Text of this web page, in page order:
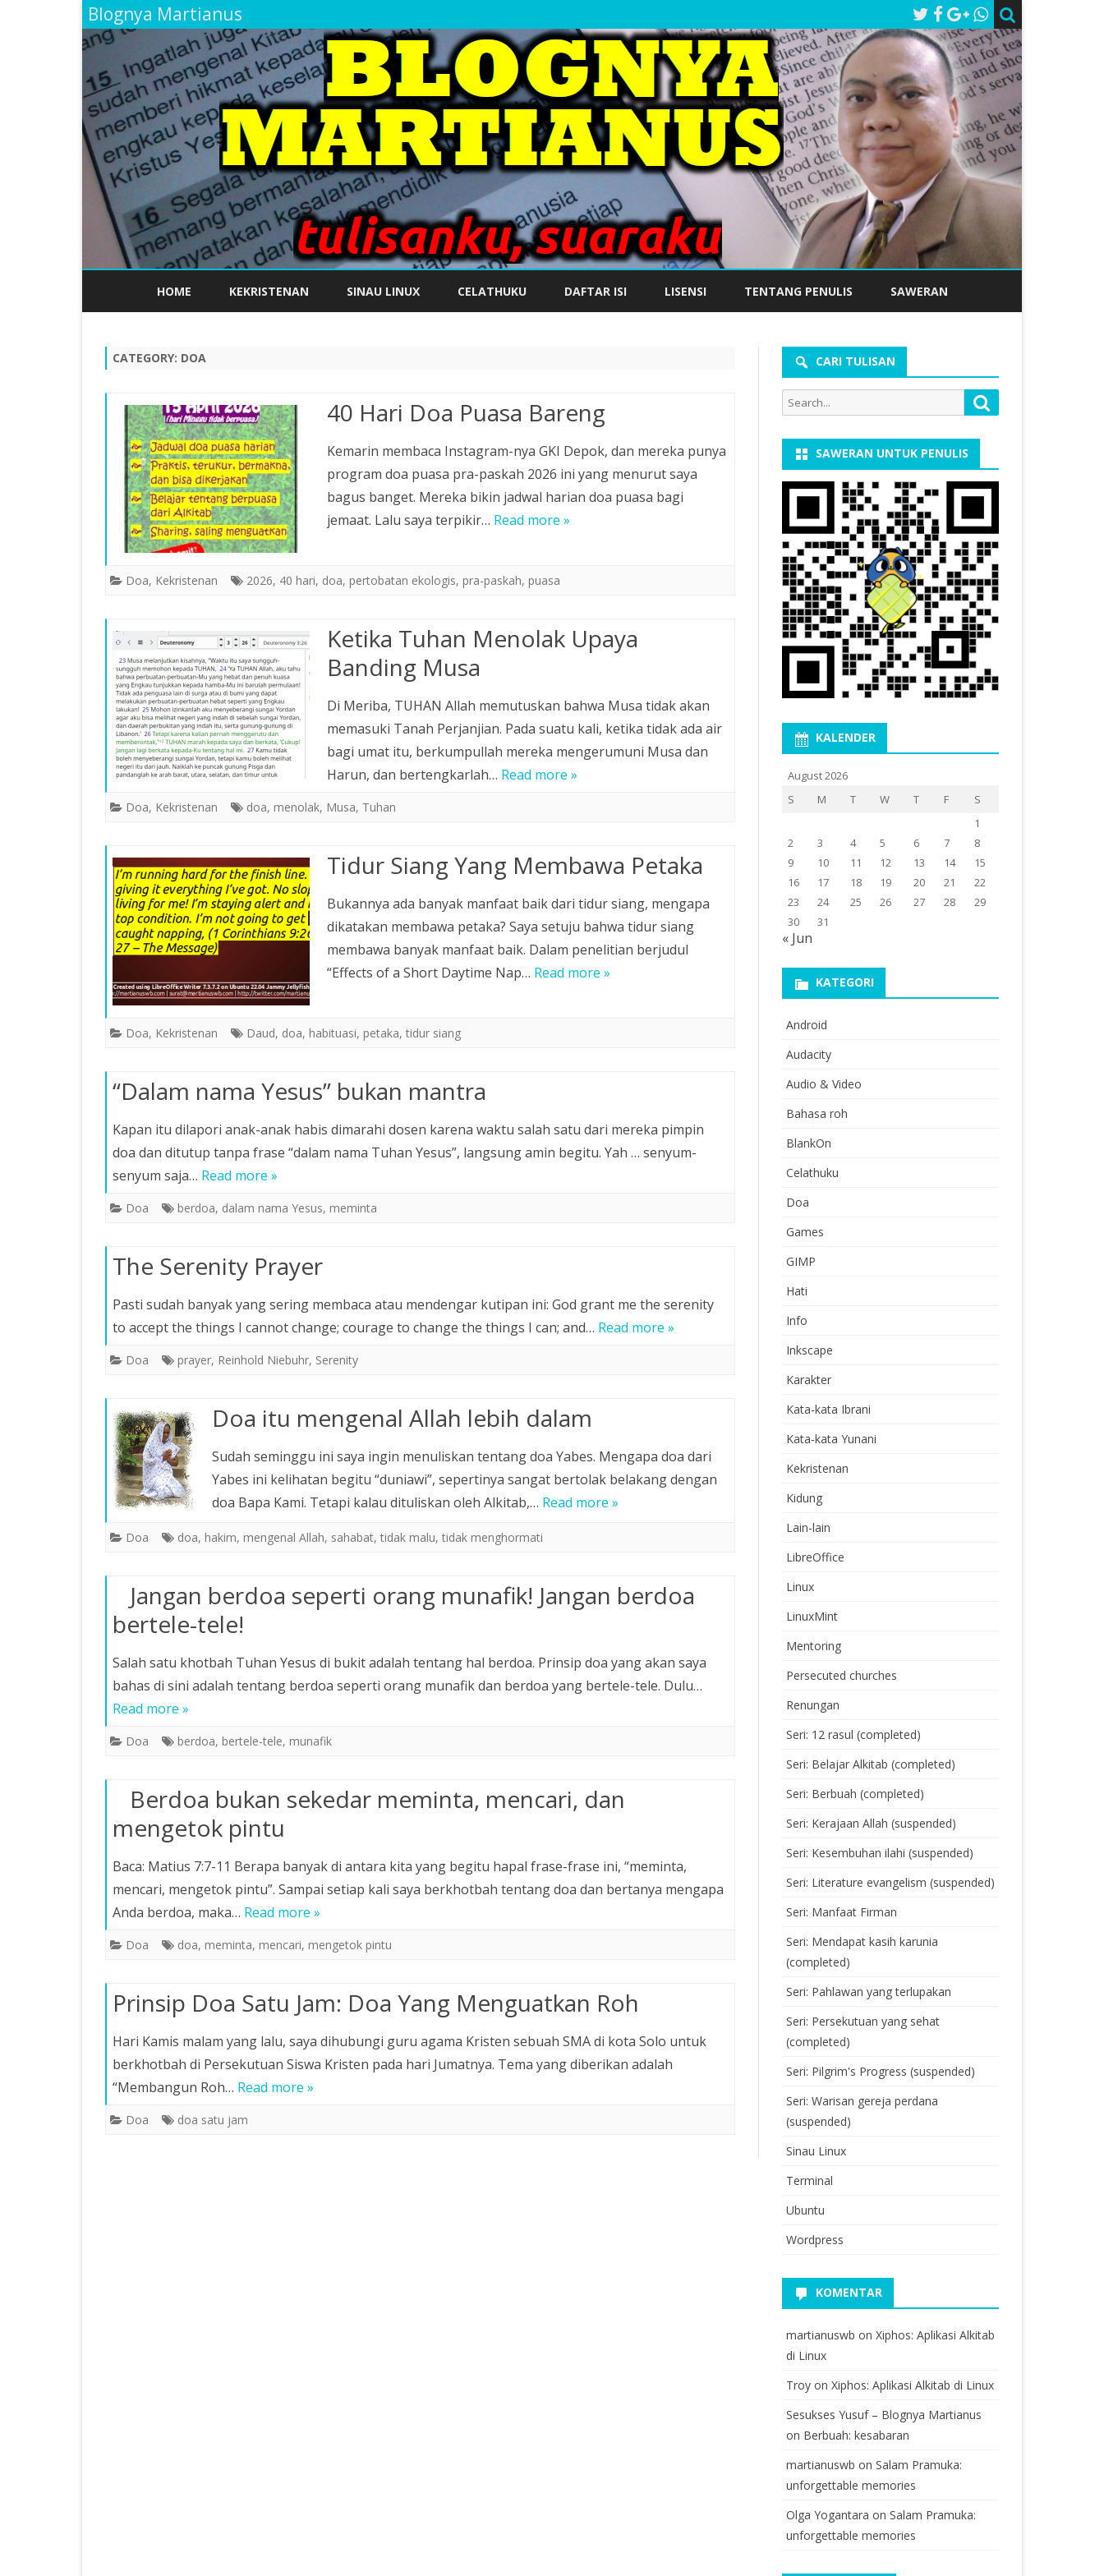
Blognya Martianus
HOME KEKRISTENAN SINAU LINUX CELATHUKU DAFTAR ISI LISENSI TENTANG PENULIS SAWERAN
CATEGORY: DOA
40 Hari Doa Puasa Bareng
Kemarin membaca Instagram-nya GKI Depok, dan mereka punya
program doa puasa pra-paskah 2026 ini yang menurut saya
bagus banget. Mereka bikin jadwal harian doa puasa bagi
jemaat. Lalu saya terpikir… Read more »
Doa, Kekristenan 2026, 40 hari, doa, pertobatan ekologis, pra-paskah, puasa
Ketika Tuhan Menolak Upaya
Banding Musa
Di Meriba, TUHAN Allah memutuskan bahwa Musa tidak akan
memasuki Tanah Perjanjian. Pada suatu kali, ketika tidak ada air
bagi umat itu, berkumpullah mereka mengerumuni Musa dan
Harun, dan bertengkarlah… Read more »
Doa, Kekristenan doa, menolak, Musa, Tuhan
Tidur Siang Yang Membawa Petaka
Bukannya ada banyak manfaat baik dari tidur siang, mengapa
dikatakan membawa petaka? Saya setuju bahwa tidur siang
membawa banyak manfaat baik. Dalam penelitian berjudul
“Effects of a Short Daytime Nap… Read more »
Doa, Kekristenan Daud, doa, habituasi, petaka, tidur siang
“Dalam nama Yesus” bukan mantra
Kapan itu dilapori anak-anak habis dimarahi dosen karena waktu salah satu dari mereka pimpin
doa dan ditutup tanpa frase “dalam nama Tuhan Yesus”, langsung amin begitu. Yah … senyum-
senyum saja… Read more »
Doa berdoa, dalam nama Yesus, meminta
The Serenity Prayer
Pasti sudah banyak yang sering membaca atau mendengar kutipan ini: God grant me the serenity
to accept the things I cannot change; courage to change the things I can; and… Read more »
Doa prayer, Reinhold Niebuhr, Serenity
Doa itu mengenal Allah lebih dalam
Sudah seminggu ini saya ingin menuliskan tentang doa Yabes. Mengapa doa dari
Yabes ini kelihatan begitu “duniawi”, sepertinya sangat bertolak belakang dengan
doa Bapa Kami. Tetapi kalau dituliskan oleh Alkitab,… Read more »
Doa doa, hakim, mengenal Allah, sahabat, tidak malu, tidak menghormati
Jangan berdoa seperti orang munafik! Jangan berdoa
bertele-tele!
Salah satu khotbah Tuhan Yesus di bukit adalah tentang hal berdoa. Prinsip doa yang akan saya
bahas di sini adalah tentang berdoa seperti orang munafik dan berdoa yang bertele-tele. Dulu…
Read more »
Doa berdoa, bertele-tele, munafik
Berdoa bukan sekedar meminta, mencari, dan
mengetok pintu
Baca: Matius 7:7-11 Berapa banyak di antara kita yang begitu hapal frase-frase ini, “meminta,
mencari, mengetok pintu”. Sampai setiap kali saya berkhotbah tentang doa dan bertanya mengapa
Anda berdoa, maka… Read more »
Doa doa, meminta, mencari, mengetok pintu
Prinsip Doa Satu Jam: Doa Yang Menguatkan Roh
Hari Kamis malam yang lalu, saya dihubungi guru agama Kristen sebuah SMA di kota Solo untuk
berkhotbah di Persekutuan Siswa Kristen pada hari Jumatnya. Tema yang diberikan adalah
“Membangun Roh… Read more »
Doa doa satu jam
CARI TULISAN
Search
for:
SAWERAN UNTUK PENULIS
KALENDER
August 2026
S
M T W T F
S
1
2
3 4 5 6 7
8
9
10 11 12 13 14
15
16
17 18 19 20 21
22
23
24 25 26 27 28
29
30
31
« Jun
KATEGORI
Android
Audacity
Audio & Video
Bahasa roh
BlankOn
Celathuku
Doa
Games
GIMP
Hati
Info
Inkscape
Karakter
Kata-kata Ibrani
Kata-kata Yunani
Kekristenan
Kidung
Lain-lain
LibreOffice
Linux
LinuxMint
Mentoring
Persecuted churches
Renungan
Seri: 12 rasul (completed)
Seri: Belajar Alkitab (completed)
Seri: Berbuah (completed)
Seri: Kerajaan Allah (suspended)
Seri: Kesembuhan ilahi (suspended)
Seri: Literature evangelism (suspended)
Seri: Manfaat Firman
Seri: Mendapat kasih karunia
(completed)
Seri: Pahlawan yang terlupakan
Seri: Persekutuan yang sehat
(completed)
Seri: Pilgrim's Progress (suspended)
Seri: Warisan gereja perdana
(suspended)
Sinau Linux
Terminal
Ubuntu
Wordpress
KOMENTAR
martianuswb on Xiphos: Aplikasi Alkitab
di Linux
Troyon Xiphos: Aplikasi Alkitab di Linux
Sesukses Yusuf – Blognya Martianus
on Berbuah: kesabaran
martianuswb on Salam Pramuka:
unforgettable memories
Olga Yogantara on Salam Pramuka:
unforgettable memories